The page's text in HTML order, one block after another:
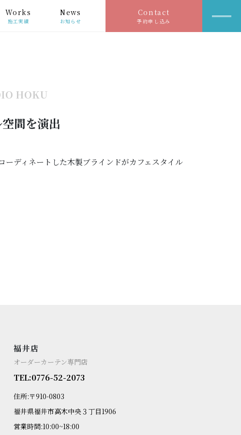
Works
施工実績
News
お知らせ
Contact
予約申し込み
HOKU
間を演出
ーディネートした木製ブラインドがカフェスタイル
福井店
オーダーカーテン専門店
TEL:0776-52-2073
住所:〒910-0803
福井県福井市高木中央３丁目1906
営業時間:10:00~18:00